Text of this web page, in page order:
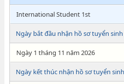
International Student 1st
Ngày bắt đầu nhận hồ sơ tuyển sinh
Ngày 1 tháng 11 năm 2026
Ngày kết thúc nhận hồ sơ tuyển sinh